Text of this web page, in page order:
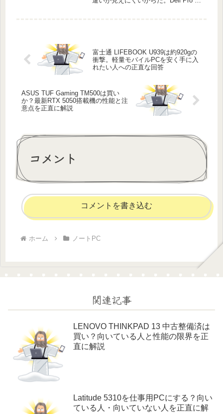
富士通 LIFEBOOK U939は約920gの
衝撃。軽量モバイルPCを安く手に入
れたい人への正直な回答
ASUS TUF Gaming TM500は買い
か？最新RTX 5050搭載機の性能と注
意点を正直に解説
コメント
コメントを書き込む
ホーム ノートPC
関連記事
LENOVO THINKPAD 13 中古整備済は
買い？向いている人と性能の限界を正
直に解説
Latitude 5310を仕事用PCにする？向い
ている人・向いていない人を正直に解